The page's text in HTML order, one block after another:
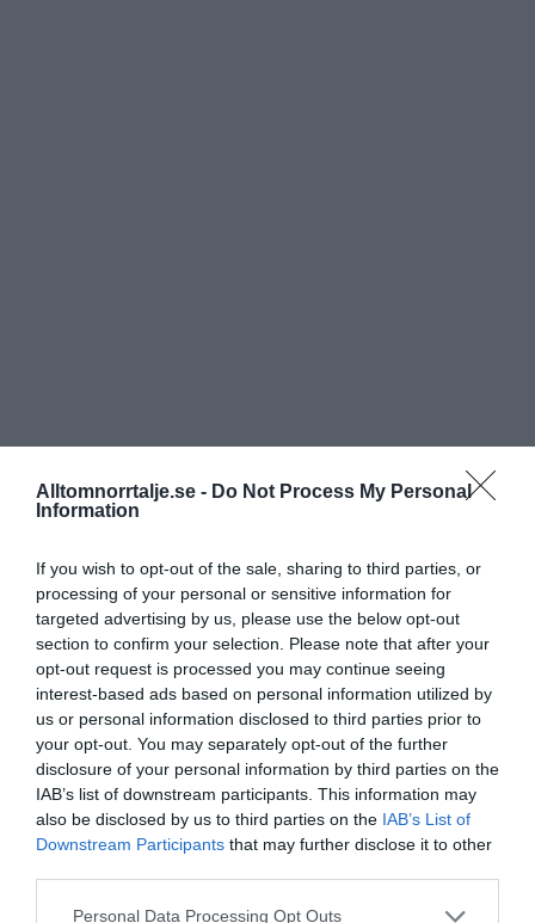
Alltomnorrtalje.se - Do Not Process My Personal
Information
If you wish to opt-out of the sale, sharing to third parties, or
processing of your personal or sensitive information for
targeted advertising by us, please use the below opt-out
section to confirm your selection. Please note that after your
opt-out request is processed you may continue seeing
interest-based ads based on personal information utilized by
us or personal information disclosed to third parties prior to
your opt-out. You may separately opt-out of the further
disclosure of your personal information by third parties on the
IAB’s list of downstream participants. This information may
also be disclosed by us to third parties on the IAB’s List of
Downstream Participants that may further disclose it to other
Personal Data Processing Opt Outs